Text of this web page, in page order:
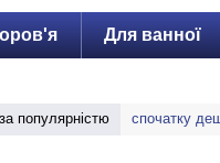
Для ванної
за популярністю спочатку